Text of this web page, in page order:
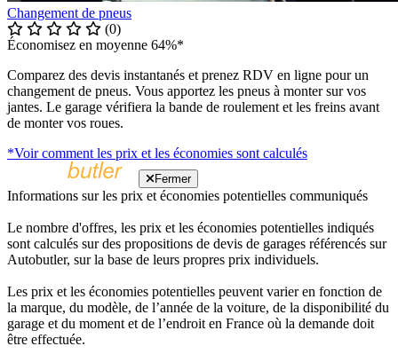
Changement de pneus
(0)
Économisez en moyenne 64%*
Comparez des devis instantanés et prenez RDV en ligne pour un
changement de pneus. Vous apportez les pneus à monter sur vos
jantes. Le garage vérifiera la bande de roulement et les freins avant
de monter vos roues.
*Voir comment les prix et les économies sont calculés
Fermer
Informations sur les prix et économies potentielles communiqués
Le nombre d'offres, les prix et les économies potentielles indiqués
sont calculés sur des propositions de devis de garages référencés sur
Autobutler, sur la base de leurs propres prix individuels.
Les prix et les économies potentielles peuvent varier en fonction de
la marque, du modèle, de l’année de la voiture, de la disponibilité du
garage et du moment et de l’endroit en France où la demande doit
être effectuée.